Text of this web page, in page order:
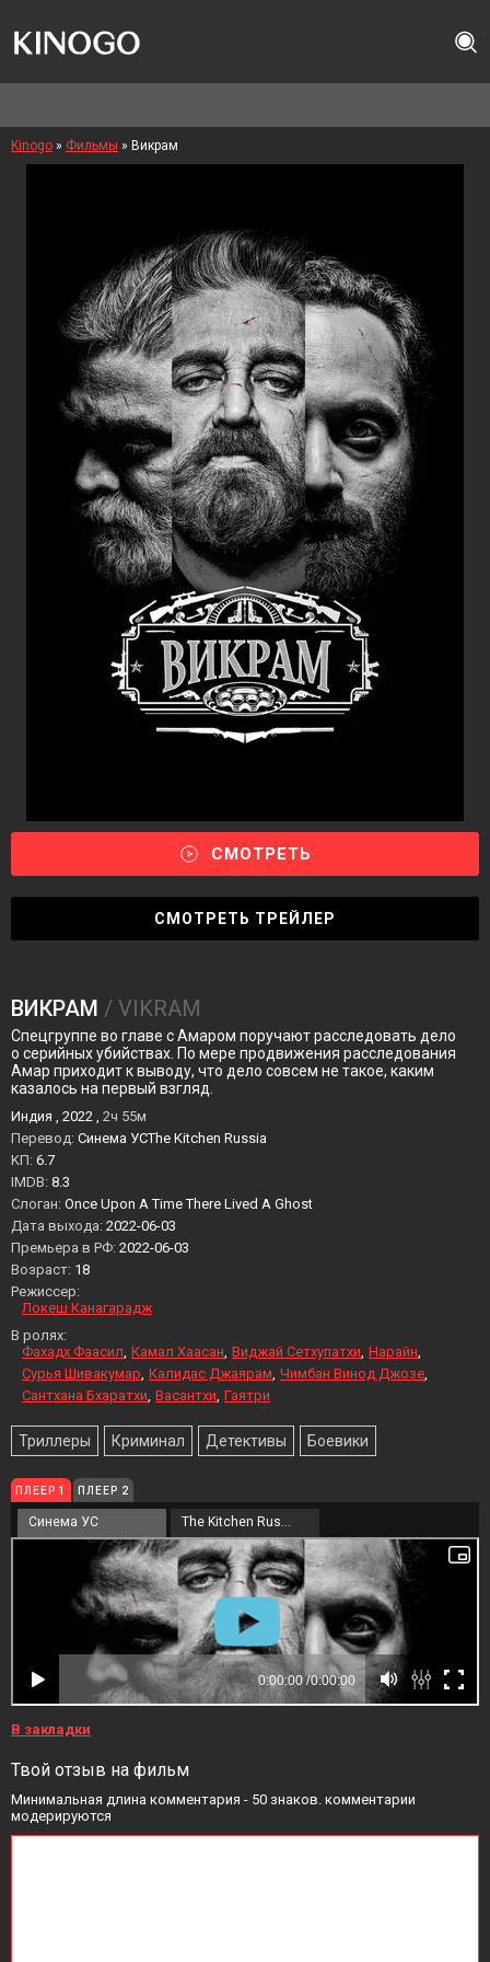
Kinogo » Фильмы » Викрам
СМОТРЕТЬ
СМОТРЕТЬ ТРЕЙЛЕР
ВИКРАМ / VIKRAM
Спецгруппе во главе с Амаром поручают расследовать дело
о серийных убийствах. По мере продвижения расследования
Амар приходит к выводу, что дело совсем не такое, каким
казалось на первый взгляд.
Индия , 2022 , 2ч 55м
Перевод: Синема УСThe Kitchen Russia
KП: 6.7
IMDB: 8.3
Слоган: Once Upon A Time There Lived A Ghost
Дата выхода: 2022-06-03
Премьера в РФ: 2022-06-03
Возраст: 18
Режиссер:
Локеш Канагарадж
В ролях:
Фахадх Фаасил Камал Хаасан Виджай Сетхупатхи Нарайн
Сурья Шивакумар Калидас Джаярам Чимбан Винод Джозе
Сантхана Бхаратхи Васантхи Гаятри
Триллеры Криминал Детективы Боевики
ПЛЕЕР 1 ПЛЕЕР 2
Синема УС The Kitchen Russia
В закладки
Твой отзыв на фильм
Минимальная длина комментария - 50 знаков. комментарии
модерируются